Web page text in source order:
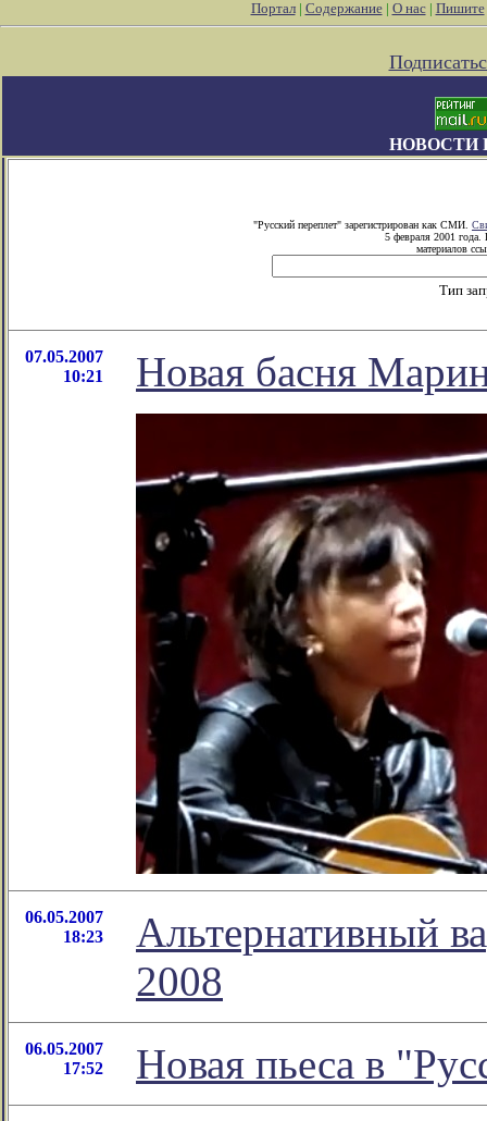
Портал| Содержание| О нас| Пишите
НОВОСТИ
"Русский переплет" зарегистрирован как СМИ.
5 февраля 2001 года.
материалов
Тип
07.05.2007
10:21
Новая басня
06.05.2007
18:23
Альтернативный
2008
06.05.2007
17:52
Новая пьеса в